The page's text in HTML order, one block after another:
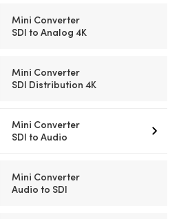
Mini Converter
SDI to Analog 4K
Mini Converter
SDI Distribution 4K
Mini Converter
SDI to Audio
Mini Converter
Audio to SDI